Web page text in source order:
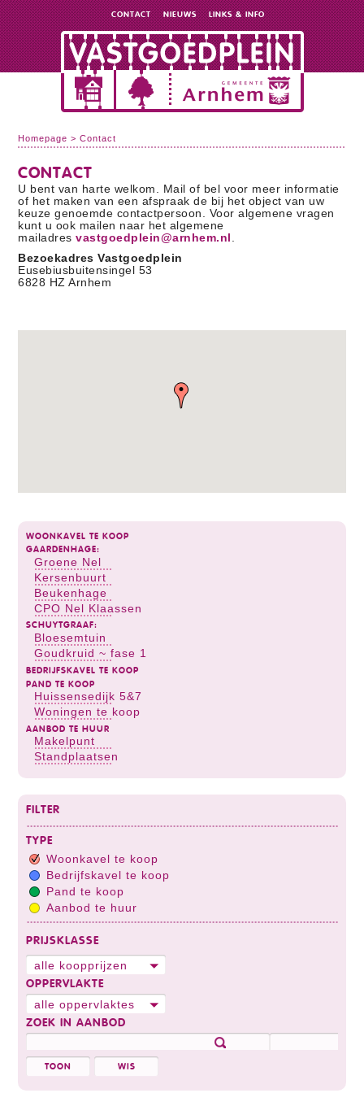
CONTACT NIEUWS LINKS & INFO
Homepage >Contact
CONTACT
U bent van harte welkom. Mail of bel voor meer informatie
of het maken van een afspraak de bij het object van uw
keuze genoemde contactpersoon. Voor algemene vragen
kunt u ook mailen naar het algemene
mailadresvastgoedplein@arnhem.nl
Bezoekadres Vastgoedplein
Eusebiusbuitensingel 53
6828 HZ Arnhem
WOONKAVEL TE KOOP
GAARDENHAGE:
Groene Nel
Kersenbuurt
Beukenhage
CPO Nel Klaassen
SCHUYTGRAAF:
Bloesemtuin
Goudkruid ~ fase 1
BEDRIJFSKAVEL TE KOOP
PAND TE KOOP
Huissensedijk 5&7
Woningen te koop
AANBOD TE HUUR
Makelpunt
Standplaatsen
FILTER
TYPE
Woonkavel te koop
Bedrijfskavel te koop
Pand te koop
Aanbod te huur
PRIJSKLASSE
alle koopprijzen
OPPERVLAKTE
alle oppervlaktes
ZOEK IN AANBOD